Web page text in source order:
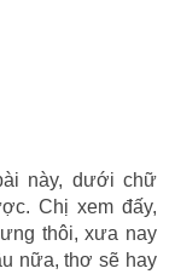
này, dưới chữ
Chị xem đấy,
thôi, xưa nay
nữa, thơ sẽ hay